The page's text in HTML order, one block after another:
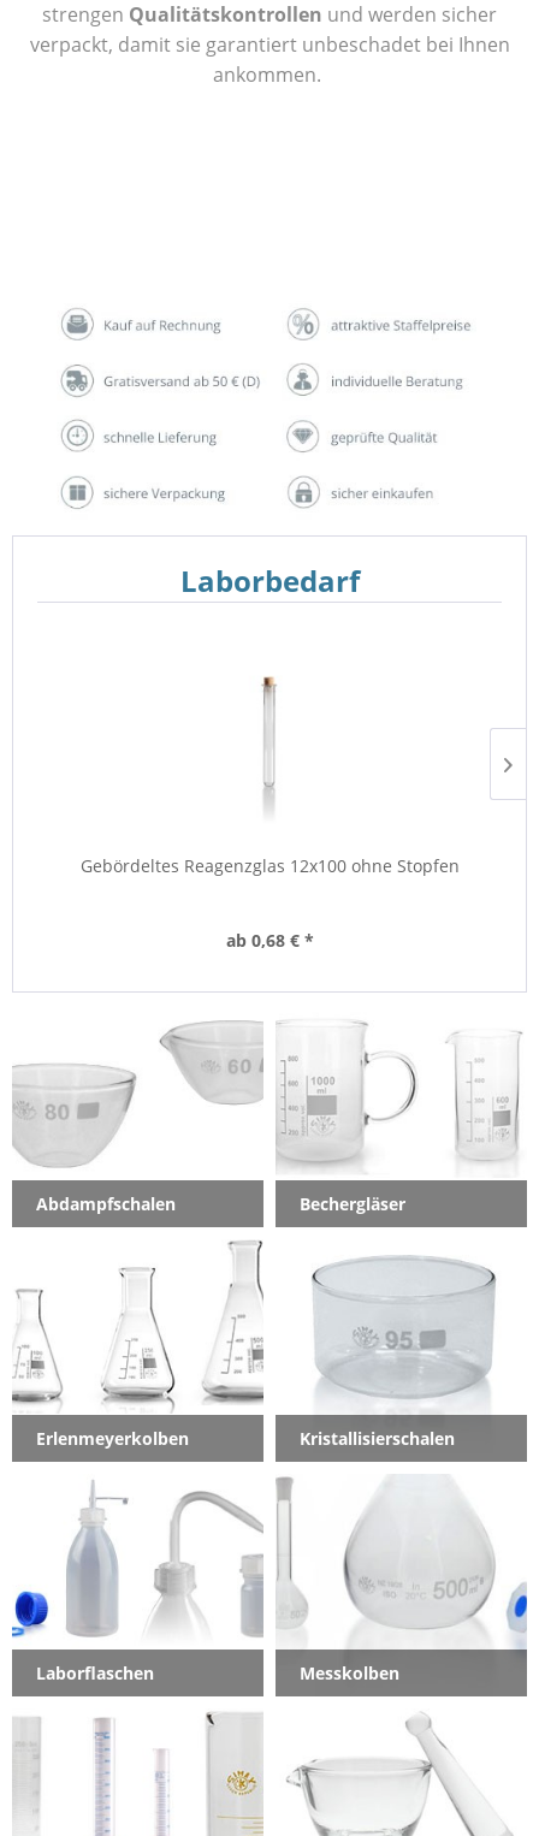
strengen Qualitätskontrollen und werden sicher
verpackt, damit sie garantiert unbeschadet bei Ihnen
ankommen.
Laborbedarf
Gebördeltes Reagenzglas 12x100 ohne Stopfen
ab 0,68 € *
Abdampfschalen Bechergläser
Erlenmeyerkolben Kristallisierschalen
Laborflaschen Messkolben